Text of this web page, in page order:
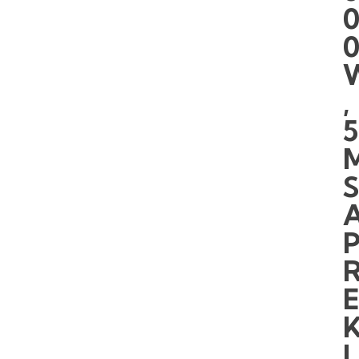
,
5
S